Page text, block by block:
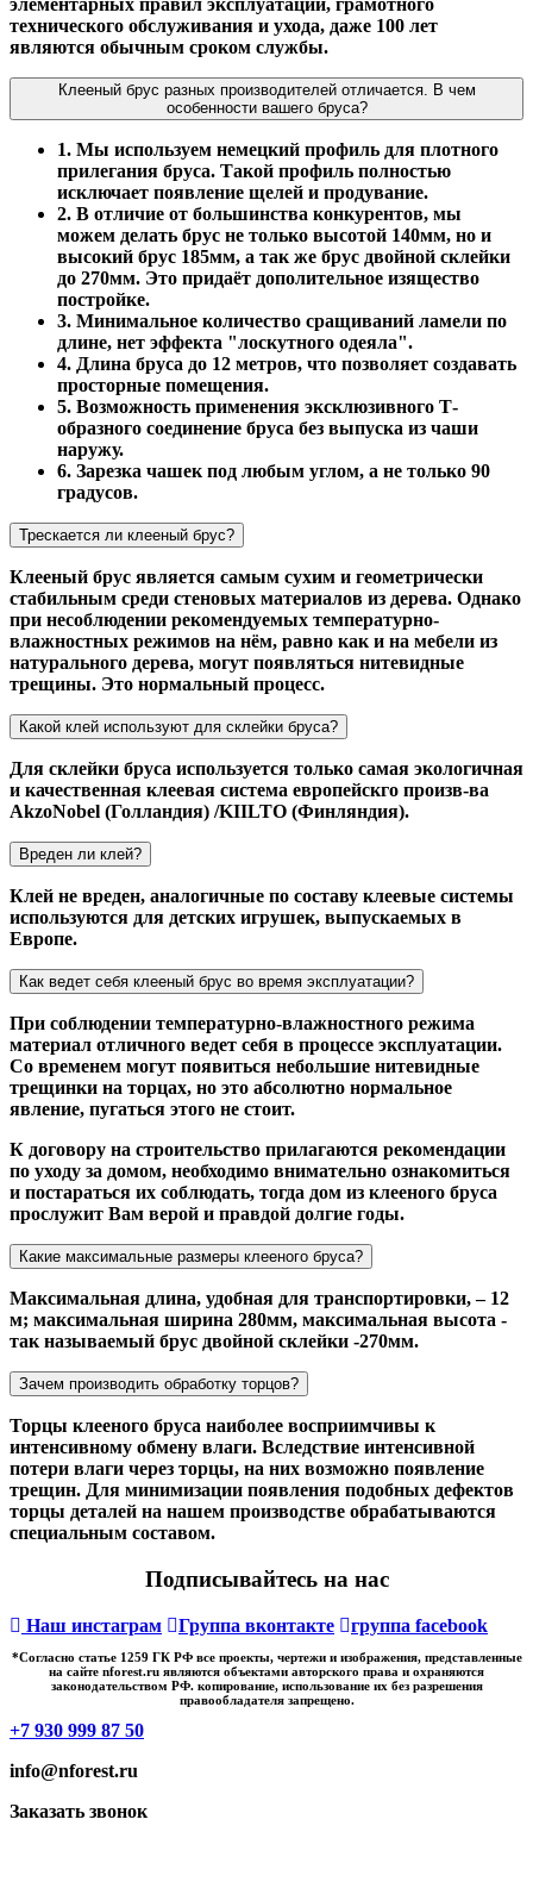
элементарных правил эксплуатации, грамотного
технического обслуживания и ухода, даже 100 лет
являются обычным сроком службы.
Клееный брус разных производителей отличается. В чем
особенности вашего бруса?
1. Мы используем немецкий профиль для плотного
прилегания бруса. Такой профиль полностью
исключает появление щелей и продувание.
2. В отличие от большинства конкурентов, мы
можем делать брус не только высотой 140мм, но и
высокий брус 185мм, а так же брус двойной склейки
до 270мм. Это придаёт дополительное изящество
постройке.
3. Минимальное количество сращиваний ламели по
длине, нет эффекта "лоскутного одеяла".
4. Длина бруса до 12 метров, что позволяет создавать
просторные помещения.
5. Возможность применения эксклюзивного Т-
образного соединение бруса без выпуска из чаши
наружу.
6. Зарезка чашек под любым углом, а не только 90
градусов.
Трескается ли клееный брус?
Клееный брус является самым сухим и геометрически
стабильным среди стеновых материалов из дерева. Однако
при несоблюдении рекомендуемых температурно-
влажностных режимов на нём, равно как и на мебели из
натурального дерева, могут появляться нитевидные
трещины. Это нормальный процесс.
Какой клей используют для склейки бруса?
Для склейки бруса используется только самая экологичная
и качественная клеевая система европейскго произв-ва
AkzoNobel (Голландия) /KIILTO (Финляндия).
Вреден ли клей?
Клей не вреден, аналогичные по составу клеевые системы
используются для детских игрушек, выпускаемых в
Европе.
Как ведет себя клееный брус во время эксплуатации?
При соблюдении температурно-влажностного режима
материал отличного ведет себя в процессе эксплуатации.
Со временем могут появиться небольшие нитевидные
трещинки на торцах, но это абсолютно нормальное
явление, пугаться этого не стоит.
К договору на строительство прилагаются рекомендации
по уходу за домом, необходимо внимательно ознакомиться
и постараться их соблюдать, тогда дом из клееного бруса
прослужит Вам верой и правдой долгие годы.
Какие максимальные размеры клееного бруса?
Максимальная длина, удобная для транспортировки, – 12
м; максимальная ширина 280мм, максимальная высота -
так называемый брус двойной склейки -270мм.
Зачем производить обработку торцов?
Торцы клееного бруса наиболее восприимчивы к
интенсивному обмену влаги. Вследствие интенсивной
потери влаги через торцы, на них возможно появление
трещин. Для минимизации появления подобных дефектов
торцы деталей на нашем производстве обрабатываются
специальным составом.
Подписывайтесь на нас
Наш инстаграм Группа вконтакте группа facebook
*Cогласно статье 1259 ГК РФ все проекты, чертежи и изображения, представленные
на сайте nforest.ru являются объектами авторского права и охраняются
законодательством РФ. копирование, использование их без разрешения
правообладателя запрещено.
+7 930 999 87 50
info@nforest.ru
Заказать звонок